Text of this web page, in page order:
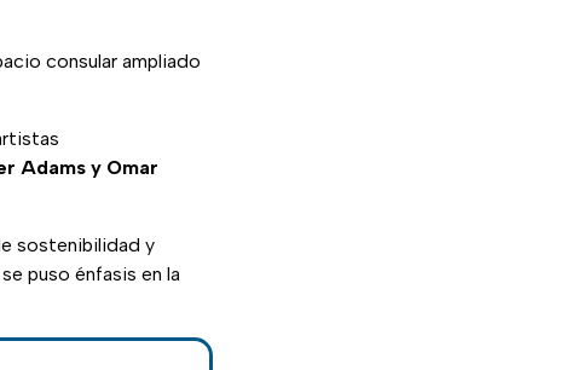
consular ampliado
Adams y Omar
sostenibilidad y
puso énfasis en la